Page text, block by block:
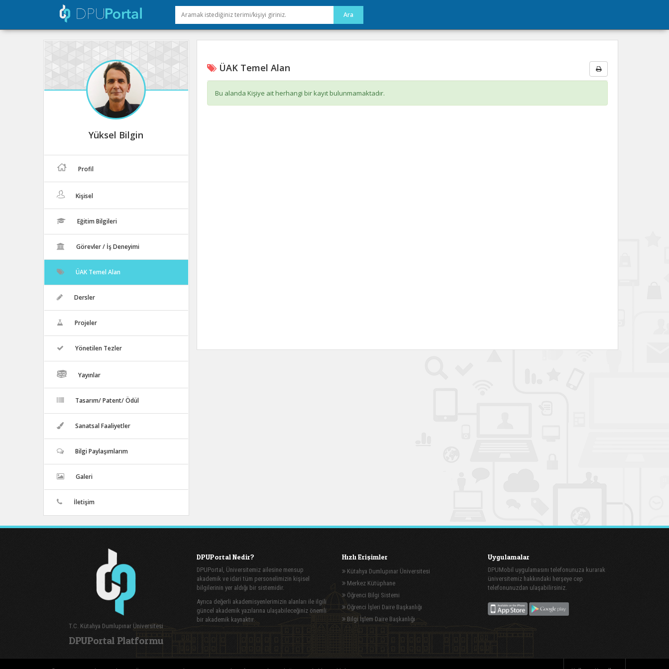
Yüksel Bilgin
Profil
Kişisel
Eğitim Bilgileri
Görevler / İş Deneyimi
ÜAK Temel Alan
Dersler
Projeler
Yönetilen Tezler
Yayınlar
Tasarım/ Patent/ Ödül
Sanatsal Faaliyetler
Bilgi Paylaşımlarım
Galeri
İletişim
ÜAK Temel Alan
Bu alanda Kişiye ait herhangi bir kayıt bulunmamaktadır.
T.C. Kütahya Dumlupınar Üniversitesi
DPUPortal Platformu
DPUPortal Nedir?
DPUPortal, Üniversitemiz ailesine mensup
akademik ve idari tüm personelimizin kişisel
bilgilerinin yer aldığı bir sistemidir.
Ayrıca değerli akademisyenlerimizin alanları ile ilgili
güncel akademik yazılarına ulaşabileceğiniz önemli
bir akademik kaynaktır.
Hızlı Erişimler
Kütahya Dumlupınar Üniversitesi
Merkez Kütüphane
Öğrenci Bilgi Sistemi
Öğrenci İşleri Daire Başkanlığı
Bilgi İşlem Daire Başkanlığı
Uygulamalar
DPUMobil uygulamasını telefonunuza kurarak
üniversitemiz hakkındaki herşeye cep
telefonunuzdan ulaşabilirsiniz.